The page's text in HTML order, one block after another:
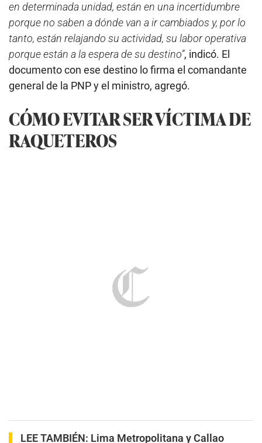
en determinada unidad, están en una incertidumbre
porque no saben a dónde van a ir cambiados y, por lo
tanto, están relajando su actividad, su labor operativa
porque están a la espera de su destino”, indicó. El
documento con ese destino lo firma el comandante
general de la PNP y el ministro, agregó.
CÓMO EVITAR SER VÍCTIMA DE
RAQUETEROS